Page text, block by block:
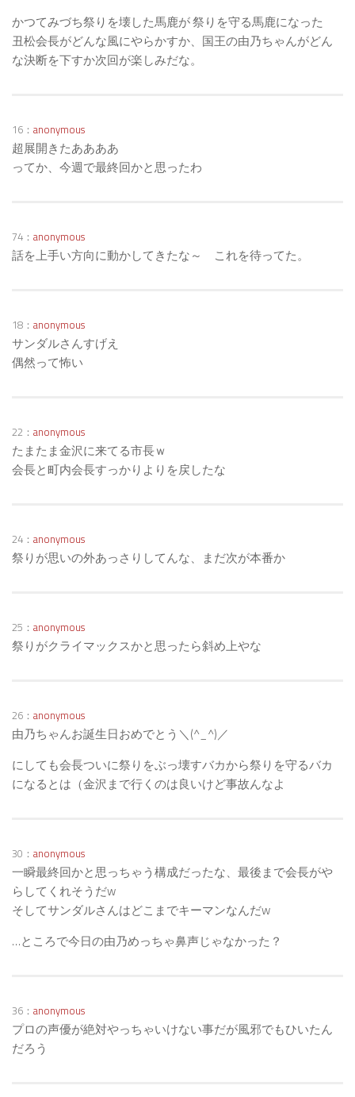
かつてみづち祭りを壊した馬鹿が 祭りを守る馬鹿になった
丑松会長がどんな風にやらかすか、国王の由乃ちゃんがどん
な決断を下すか次回が楽しみだな。
16： anonymous
超展開きたああああ
ってか、今週で最終回かと思ったわ
74： anonymous
話を上手い方向に動かしてきたな～ これを待ってた。
18： anonymous
サンダルさんすげえ
偶然って怖い
22： anonymous
たまたま金沢に来てる市長ｗ
会長と町内会長すっかりよりを戻したな
24： anonymous
祭りが思いの外あっさりしてんな、まだ次が本番か
25： anonymous
祭りがクライマックスかと思ったら斜め上やな
26： anonymous
由乃ちゃんお誕生日おめでとう＼(^_^)／
にしても会長ついに祭りをぶっ壊すバカから祭りを守るバカ
になるとは（金沢まで行くのは良いけど事故んなよ
30： anonymous
一瞬最終回かと思っちゃう構成だったな、最後まで会長がや
らしてくれそうだw
そしてサンダルさんはどこまでキーマンなんだw
…ところで今日の由乃めっちゃ鼻声じゃなかった？
36： anonymous
プロの声優が絶対やっちゃいけない事だが風邪でもひいたん
だろう